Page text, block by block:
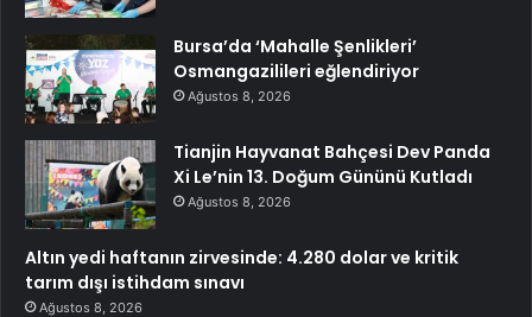
Bursa’da ‘Mahalle Şenlikleri’
Osmangazilileri eğlendiriyor
Ağustos 8, 2026
Tianjin Hayvanat Bahçesi Dev Panda
Xi Le’nin 13. Doğum Gününü Kutladı
Ağustos 8, 2026
Altın yedi haftanın zirvesinde: 4.280 dolar ve kritik
tarım dışı istihdam sınavı
Ağustos 8, 2026